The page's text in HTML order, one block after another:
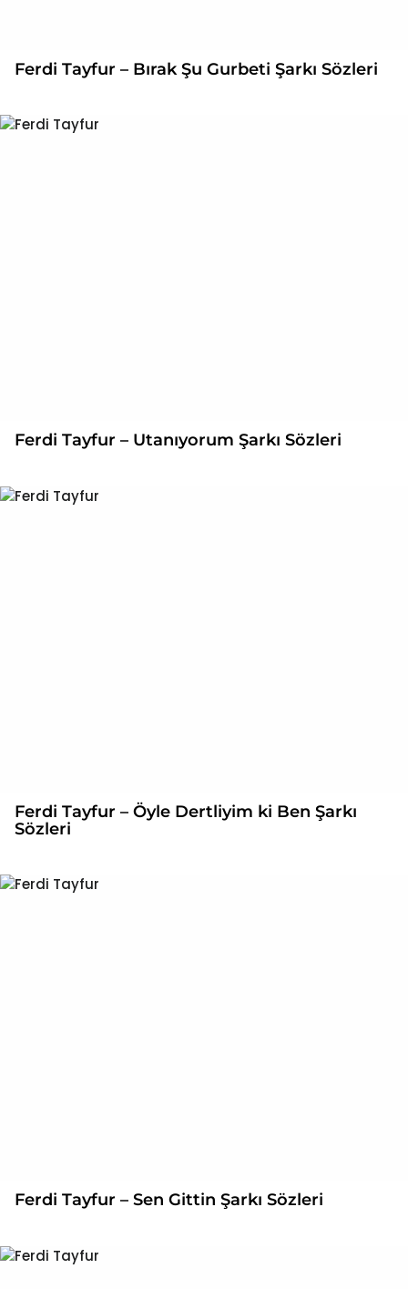
Ferdi Tayfur – Bırak Şu Gurbeti Şarkı Sözleri
Ferdi Tayfur – Utanıyorum Şarkı Sözleri
Ferdi Tayfur – Öyle Dertliyim ki Ben Şarkı
Sözleri
Ferdi Tayfur – Sen Gittin Şarkı Sözleri